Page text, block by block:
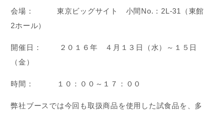
会場： 東京ビッグサイト 小間No.：2L-31（東館
2ホール）
開催日： ２０１６年 ４月１３日（水）～１５日
（金）
時間： １０：００～１７：００
弊社ブースでは今回も取扱商品を使用した試食品を、多